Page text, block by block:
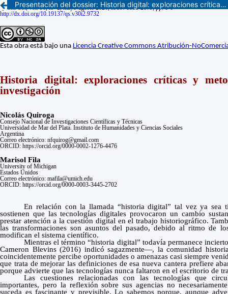
Presentación del dossier: Historia digital: exploraciones críticas y metodologías emergentes en la investigación